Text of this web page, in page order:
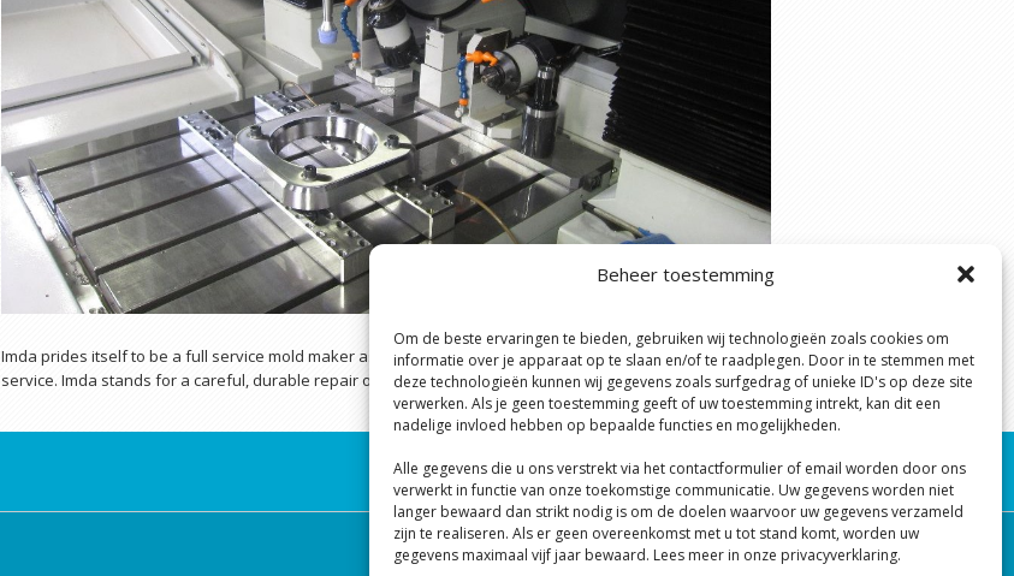
Beheer toestemming
Om de beste ervaringen te bieden, gebruiken wij technologieën zoals cookies om
informatie over je apparaat op te slaan en/of te raadplegen. Door in te stemmen met
deze technologieën kunnen wij gegevens zoals surfgedrag of unieke ID's op deze site
verwerken. Als je geen toestemming geeft of uw toestemming intrekt, kan dit een
nadelige invloed hebben op bepaalde functies en mogelijkheden.
Alle gegevens die u ons verstrekt via het contactformulier of email worden door ons
verwerkt in functie van onze toekomstige communicatie. Uw gegevens worden niet
langer bewaard dan strikt nodig is om de doelen waarvoor uw gegevens verzameld
zijn te realiseren. Als er geen overeenkomst met u tot stand komt, worden uw
gegevens maximaal vijf jaar bewaard. Lees meer in onze privacyverklaring.
Imda prides itself to be a full service mold maker as we offer our clients an extended high quality after
service. Imda stands for a careful, durable repair of the mold and this in the shortest lead time possible.
Back to top